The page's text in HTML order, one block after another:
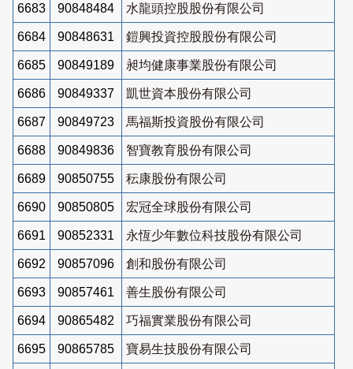
6683 90848484 水龍頭控股股份有限公司
6684 90848631 鎧興投資控股股份有限公司
6685 90849189 昶均健康事業股份有限公司
6686 90849337 凱世資本股份有限公司
6687 90849723 馬福斯投資股份有限公司
6688 90849836 智寶教育股份有限公司
6689 90850755 秐康股份有限公司
6690 90850805 宏冠全球股份有限公司
6691 90852331 永恆少年數位科技股份有限公司
6692 90857096 創和股份有限公司
6693 90857461 善生股份有限公司
6694 90865482 巧福實業股份有限公司
6695 90865785 寶易生技股份有限公司